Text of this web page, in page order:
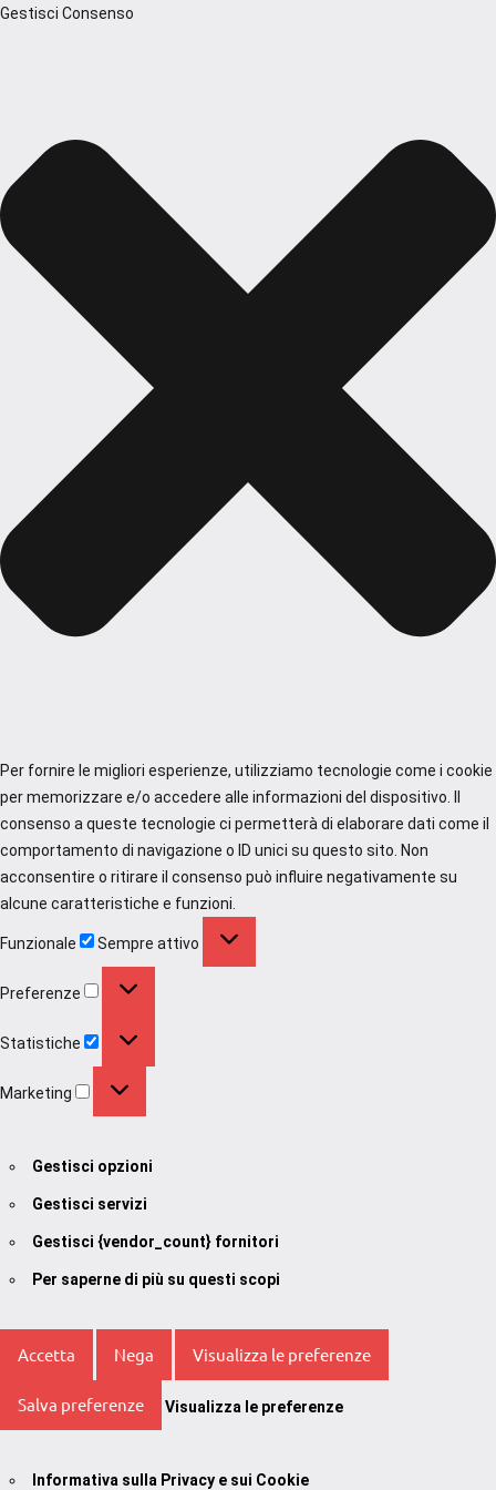
Gestisci Consenso
Per fornire le migliori esperienze, utilizziamo tecnologie come i cookie
per memorizzare e/o accedere alle informazioni del dispositivo. Il
consenso a queste tecnologie ci permetterà di elaborare dati come il
comportamento di navigazione o ID unici su questo sito. Non
acconsentire o ritirare il consenso può influire negativamente su
alcune caratteristiche e funzioni.
Funzionale Sempre attivo
Preferenze
Statistiche
Marketing
Gestisci opzioni
Gestisci servizi
Gestisci {vendor_count} fornitori
Per saperne di più su questi scopi
Accetta Nega Visualizza le preferenze
Salva preferenze Visualizza le preferenze
Informativa sulla Privacy e sui Cookie